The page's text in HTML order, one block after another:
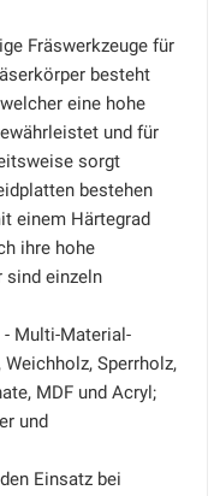
Fräswerkzeuge für
besteht
eine hohe
und für
sorgt
bestehen
einem Härtegrad
ihre hohe
einzeln
- Multi-Material-
Sperrholz,
MDF und Acryl;
und
Einsatz bei